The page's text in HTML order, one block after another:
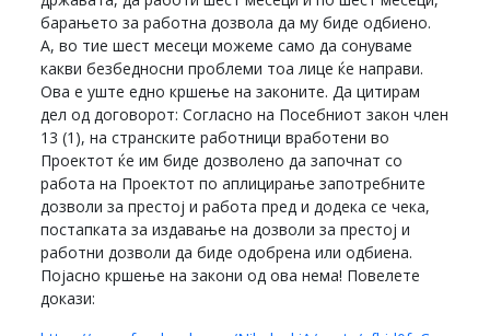
барањето за работна дозвола да му биде одбиено.
А, во тие шест месеци можеме само да сонуваме
какви безбедносни проблеми тоа лице ќе направи.
Ова е уште едно кршење на законите. Да цитирам
дел од договорот: Согласно на Посебниот закон член
13 (1), на странските работници вработени во
Проектот ќе им биде дозволено да започнат со
работа на Проектот по аплицирање запотребните
дозволи за престој и работа пред и додека се чека,
постапката за издавање на дозволи за престој и
работни дозволи да биде одобрена или одбиена.
Појасно кршење на закони од ова нема! Повелете
докази: